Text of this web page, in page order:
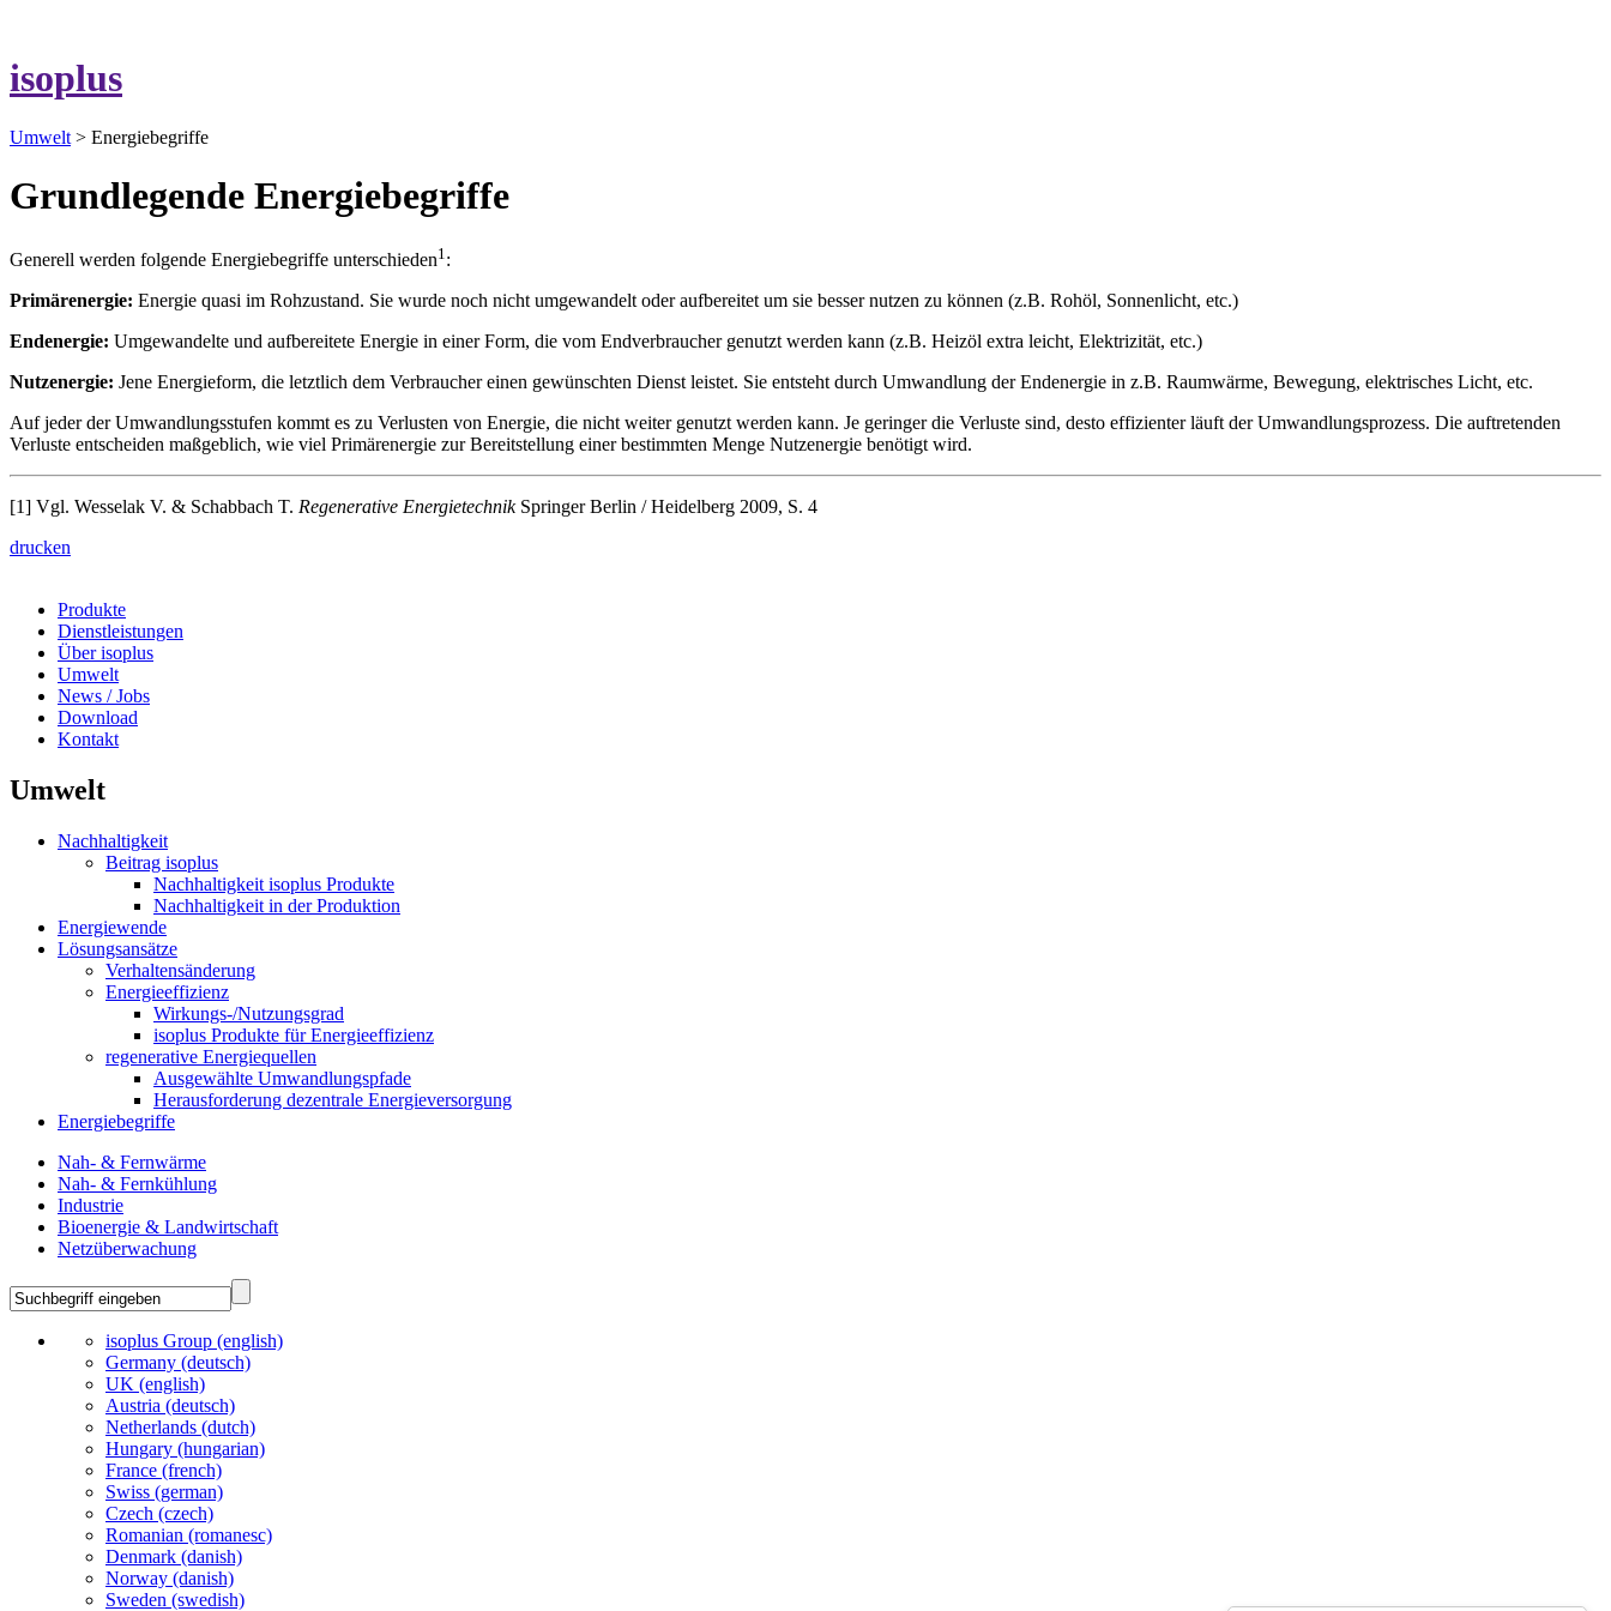
isoplus
Umwelt > Energiebegriffe
Grundlegende Energiebegriffe
Generell werden folgende Energiebegriffe unterschieden1 :
Primärenergie: Energie quasi im Rohzustand. Sie wurde noch nicht umgewandelt oder aufbereitet um sie besser nutzen zu können (z.B. Rohöl, Sonnenlicht, etc.)
Endenergie: Umgewandelte und aufbereitete Energie in einer Form, die vom Endverbraucher genutzt werden kann (z.B. Heizöl extra leicht, Elektrizität, etc.)
Nutzenergie: Jene Energieform, die letztlich dem Verbraucher einen gewünschten Dienst leistet. Sie entsteht durch Umwandlung der Endenergie in z.B. Raumwärme, Bewegung, elektrisches Licht, etc.
Auf jeder der Umwandlungsstufen kommt es zu Verlusten von Energie, die nicht weiter genutzt werden kann. Je geringer die Verluste sind, desto effizienter läuft der Umwandlungsprozess. Die auftretenden
Verluste entscheiden maßgeblich, wie viel Primärenergie zur Bereitstellung einer bestimmten Menge Nutzenergie benötigt wird.
[1] Vgl. Wesselak V. & Schabbach T. Regenerative EnergietechnikSpringer Berlin / Heidelberg 2009, S. 4
drucken
Produkte
Dienstleistungen
Über isoplus
Umwelt
News / Jobs
Download
Kontakt
Umwelt
Nachhaltigkeit
Beitrag isoplus
Nachhaltigkeit isoplus Produkte
Nachhaltigkeit in der Produktion
Energiewende
Lösungsansätze
Verhaltensänderung
Energieeffizienz
Wirkungs-/Nutzungsgrad
isoplus Produkte für Energieeffizienz
regenerative Energiequellen
Ausgewählte Umwandlungspfade
Herausforderung dezentrale Energieversorgung
Energiebegriffe
Nah- & Fernwärme
Nah- & Fernkühlung
Industrie
Bioenergie & Landwirtschaft
Netzüberwachung
isoplus Group (english)
Germany (deutsch)
UK (english)
Austria (deutsch)
Netherlands (dutch)
Hungary (hungarian)
France (french)
Swiss (german)
Czech (czech)
Romanian (romanesc)
Denmark (danish)
Norway (danish)
Sweden (swedish)